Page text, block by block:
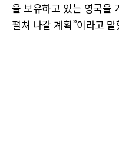
을 보유하고 있는 영국을
펼쳐 나갈 계획”이라고 말